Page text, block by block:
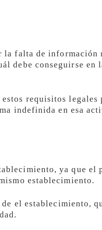
la falta de información
debe conseguirse en
requisitos legales
indefinida en esa
ya que el
establecimiento.
el establecimiento,